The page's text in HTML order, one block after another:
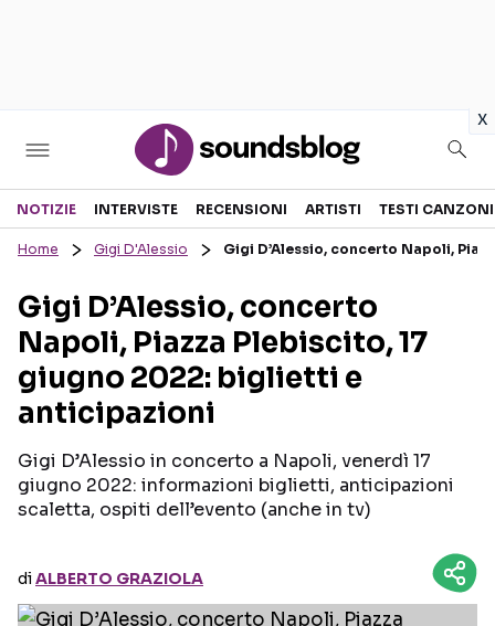
x
Sezioni
RECENSIONI MUSICALI
INTERVISTE
GOSSIP E CURIOSITÀ
TESTI CANZONI
TOUR ED EVENTI
TALENT SHOW
NOTIZIE INTERVISTE RECENSIONI ARTISTI TESTI CANZONI
Home Gigi D'Alessio Gigi D’Alessio, concerto Napoli,
Gigi D’Alessio, concerto
Napoli, Piazza Plebiscito, 17
giugno 2022: biglietti e
anticipazioni
Gigi D’Alessio in concerto a Napoli, venerdì 17
giugno 2022: informazioni biglietti, anticipazioni
scaletta, ospiti dell’evento (anche in tv)
diALBERTO GRAZIOLA